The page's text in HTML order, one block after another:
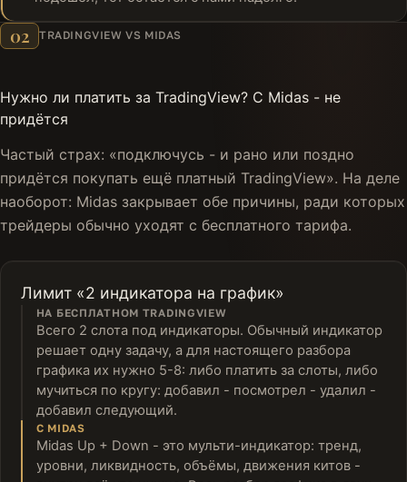
02 TRADINGVIEW VS MIDAS
Нужно ли платить за TradingView? С Midas - не
придётся
Частый страх: «подключусь - и рано или поздно
придётся покупать ещё платный TradingView». На деле
наоборот: Midas закрывает обе причины, ради которых
трейдеры обычно уходят с бесплатного тарифа.
Лимит «2 индикатора на график»
НА БЕСПЛАТНОМ TRADINGVIEW
Всего 2 слота под индикаторы. Обычный индикатор
решает одну задачу, а для настоящего разбора
графика их нужно 5-8: либо платить за слоты, либо
мучиться по кругу: добавил - посмотрел - удалил -
добавил следующий.
С MIDAS
Midas Up + Down - это мульти-индикатор: тренд,
уровни, ликвидность, объёмы, движения китов -